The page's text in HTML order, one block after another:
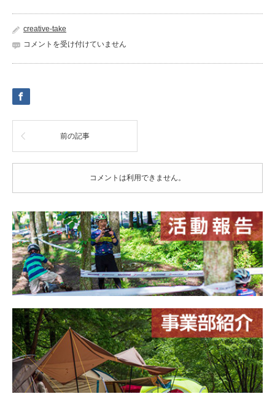
creative-take
2019fes-
コメントを受け付けていません
前の記事
コメントは利用できません。